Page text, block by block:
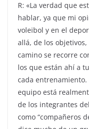
R: «La verdad que
hablar, ya que mi
voleibol y en el
allá, de los
camino se recorre
los que están ahí a
cada
equipo está
de los integrantes
como “compañeros